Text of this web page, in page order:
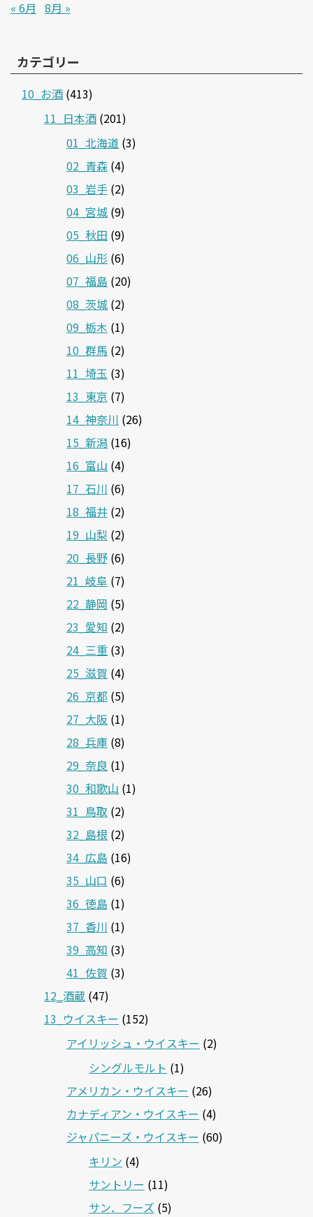
« 6月 8月 »
カテゴリー
10_お酒 (413)
11_日本酒 (201)
01_北海道 (3)
02_青森 (4)
03_岩手 (2)
04_宮城 (9)
05_秋田 (9)
06_山形 (6)
07_福島 (20)
08_茨城 (2)
09_栃木 (1)
10_群馬 (2)
11_埼玉 (3)
13_東京 (7)
14_神奈川 (26)
15_新潟 (16)
16_富山 (4)
17_石川 (6)
18_福井 (2)
19_山梨 (2)
20_長野 (6)
21_岐阜 (7)
22_静岡 (5)
23_愛知 (2)
24_三重 (3)
25_滋賀 (4)
26_京都 (5)
27_大阪 (1)
28_兵庫 (8)
29_奈良 (1)
30_和歌山 (1)
31_鳥取 (2)
32_島根 (2)
34_広島 (16)
35_山口 (6)
36_徳島 (1)
37_香川 (1)
39_高知 (3)
41_佐賀 (3)
12‗酒蔵 (47)
13_ウイスキー (152)
アイリッシュ・ウイスキー (2)
シングルモルト (1)
アメリカン・ウイスキー (26)
カナディアン・ウイスキー (4)
ジャパニーズ・ウイスキー (60)
キリン (4)
サントリー (11)
サン．フーズ (5)